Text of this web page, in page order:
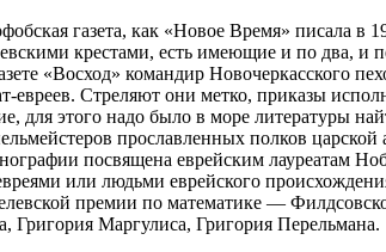
газета, как «Новое Время» писала
крестами, есть имеющие и по два, и
«Восход» командир Новочеркасского
евреев. Стреляют они метко, приказы
для этого надо было в море литературы
прославленных полков
посвящена еврейским лауреатам
или людьми еврейского
премии по математике —
Григория Маргулиса, Григория Перельмана.